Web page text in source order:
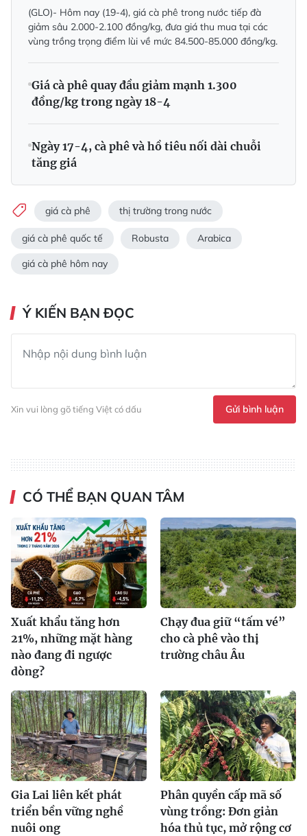
(GLO)- Hôm nay (19-4), giá cà phê trong nước tiếp đà
giảm sâu 2.000-2.100 đồng/kg, đưa giá thu mua tại các
vùng trồng trọng điểm lùi về mức 84.500-85.000 đồng/kg.
Giá cà phê quay đầu giảm mạnh 1.300
đồng/kg trong ngày 18-4
Ngày 17-4, cà phê và hồ tiêu nối dài chuỗi
tăng giá
giá cà phê thị trường trong nước
giá cà phê quốc tế Robusta Arabica
giá cà phê hôm nay
Ý KIẾN BẠN ĐỌC
Xin vui lòng gõ tiếng Việt có dấu Gửi bình luận
CÓ THỂ BẠN QUAN TÂM
Xuất khẩu tăng hơn
21%, những mặt hàng
nào đang đi ngược
dòng?
Chạy đua giữ “tấm vé”
cho cà phê vào thị
trường châu Âu
Gia Lai liên kết phát
triển bền vững nghề
nuôi ong
Phân quyền cấp mã số
vùng trồng: Đơn giản
hóa thủ tục, mở rộng cơ